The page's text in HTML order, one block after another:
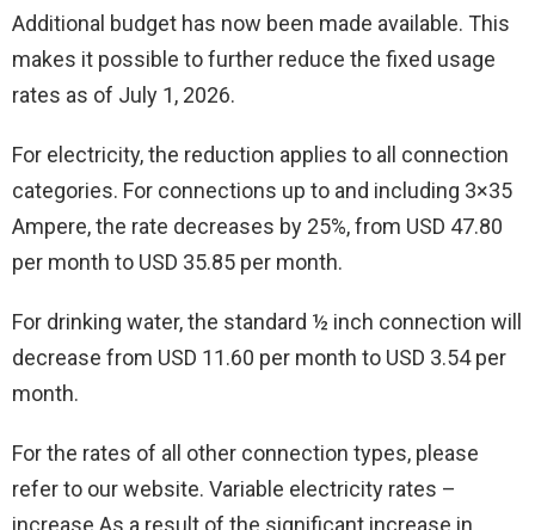
Additional budget has now been made available. This
makes it possible to further reduce the fixed usage
rates as of July 1, 2026.
For electricity, the reduction applies to all connection
categories. For connections up to and including 3×35
Ampere, the rate decreases by 25%, from USD 47.80
per month to USD 35.85 per month.
For drinking water, the standard ½ inch connection will
decrease from USD 11.60 per month to USD 3.54 per
month.
For the rates of all other connection types, please
refer to our website. Variable electricity rates –
increase As a result of the significant increase in